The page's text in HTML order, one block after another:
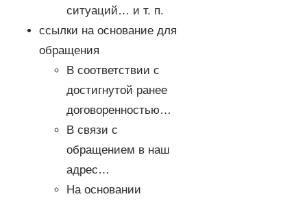
ситуаций… и т. п.
ссылки на основание для
обращения
В соответствии с
достигнутой ранее
договоренностью…
В связи с
обращением в наш
адрес…
На основании